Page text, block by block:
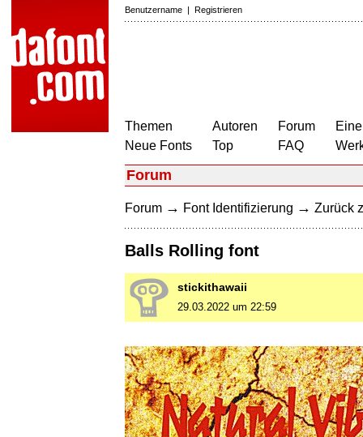
Benutzername | Registrieren
Themen
Neue Fonts
Autoren
Top
Forum
FAQ
Forum
Forum → Font Identifizierung → Zurück
Balls Rolling font
stickithawaii
29.03.2022 um 22:59